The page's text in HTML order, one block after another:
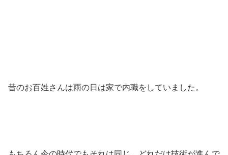
昔のお百姓さんは雨の日は家で内職をしていました。